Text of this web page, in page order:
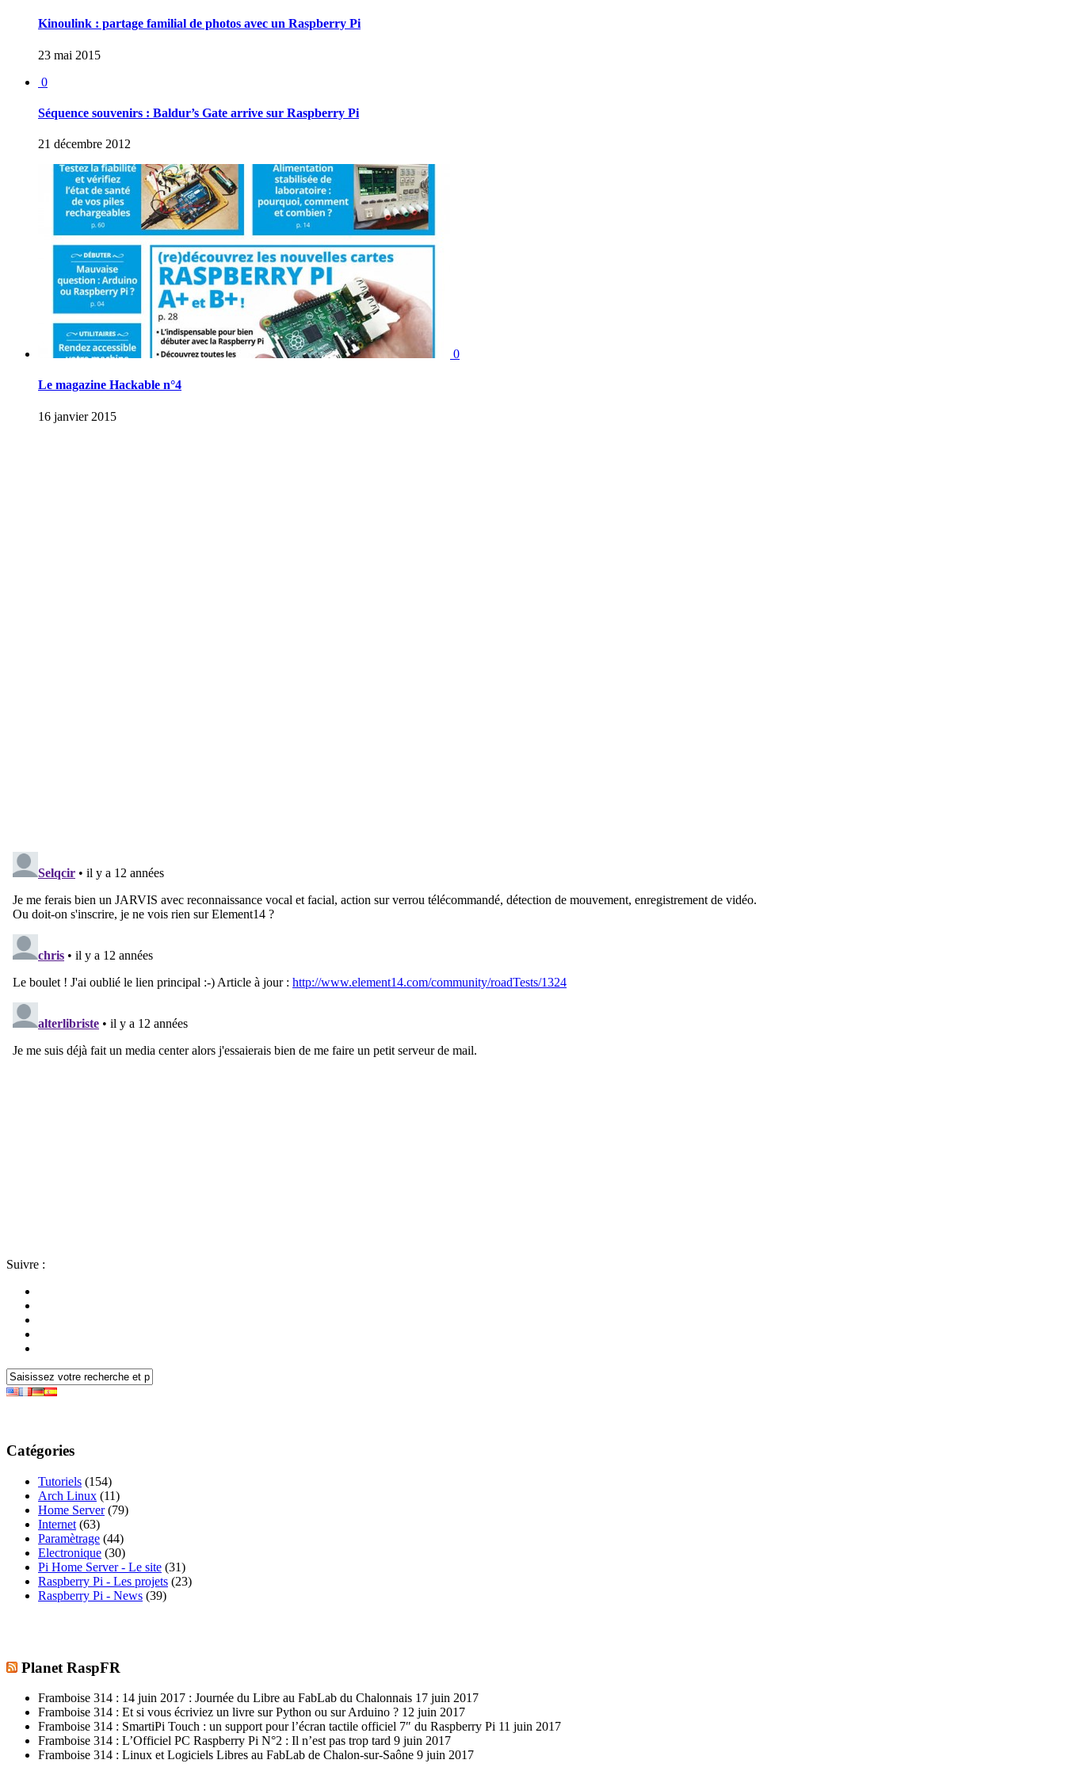
Kinoulink : partage familial de photos avec un Raspberry Pi
23 mai 2015
0
Séquence souvenirs : Baldur’s Gate arrive sur Raspberry Pi
21 décembre 2012
0
Le magazine Hackable n°4
16 janvier 2015
Suivre :
Catégories
Tutoriels (154)
Arch Linux (11)
Home Server(79)
Internet (63)
Paramètrage (44)
Electronique (30)
Pi Home Server - Le site (31)
Raspberry Pi - Les projets (23)
Raspberry Pi - News (39)
Planet RaspFR
Framboise 314 : 14 juin 2017 : Journée du Libre au FabLab du Chalonnais 17 juin 2017
Framboise 314 : Et si vous écriviez un livre sur Python ou sur Arduino ? 12 juin 2017
Framboise 314 : SmartiPi Touch : un support pour l’écran tactile officiel 7″ du Raspberry Pi 11 juin 2017
Framboise 314 : L’Officiel PC Raspberry Pi N°2 : Il n’est pas trop tard 9 juin 2017
Framboise 314 : Linux et Logiciels Libres au FabLab de Chalon-sur-Saône 9 juin 2017